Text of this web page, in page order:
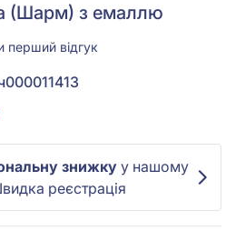
(Шарм) з емаллю
перший відгук
знижку у нашому
реєстрація